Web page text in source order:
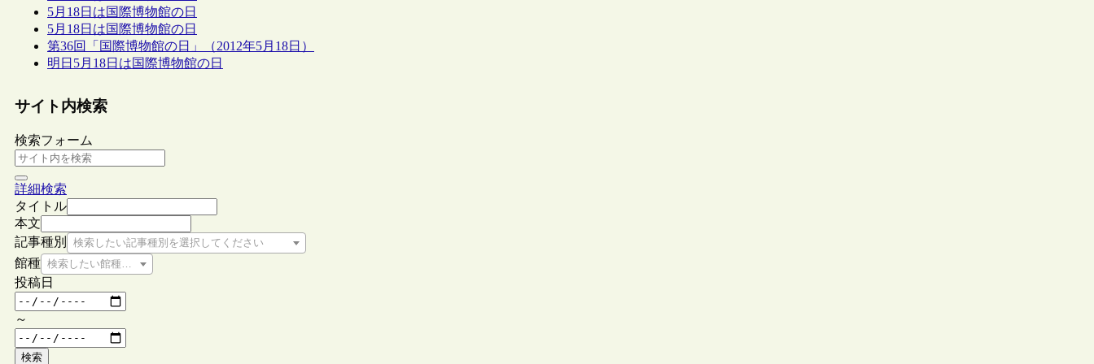
5月18日は国際博物館の日
5月18日は国際博物館の日
第36回「国際博物館の日」（2012年5月18日）
明日5月18日は国際博物館の日
サイト内検索
検索フォーム
詳細検索
タイトル
本文
記事種別
検索したい記事種別を選択してください
館種 検索したい館種を選択してください
投稿日
～
検索